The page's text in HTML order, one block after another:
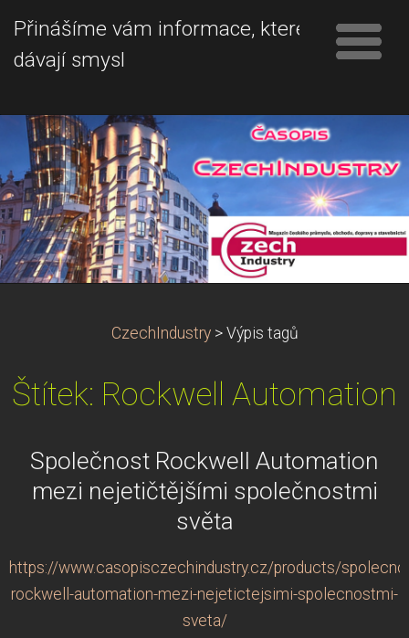
Přinášíme vám informace, které
dávají smysl
CzechIndustry > Výpis tagů
Štítek: Rockwell Automation
Společnost Rockwell Automation
mezi nejetičtějšími společnostmi
světa
https://www.casopisczechindustry.cz/products/
rockwell-automation-mezi-nejetictejsimi-spolecnostmi-
sveta/